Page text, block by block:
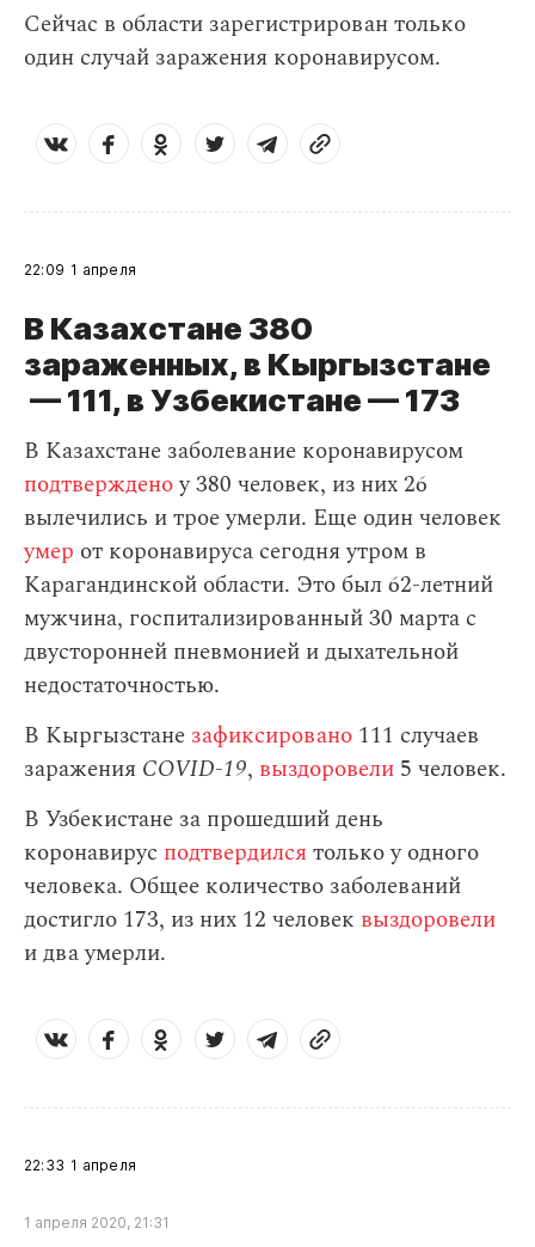
Сейчас в области зарегистрирован только
один случай заражения коронавирусом.
22:09 1 апреля
В Казахстане 380
зараженных, в Кыргызстане
— 111, в Узбекистане — 173
В Казахстане заболевание коронавирусом
подтвержденоу 380 человек, из них 26
вылечились и трое умерли. Еще один человек
умер от коронавируса сегодня утром в
Карагандинской области. Это был 62-летний
мужчина, госпитализированный 30 марта с
двусторонней пневмонией и дыхательной
недостаточностью.
В Кыргызстане зафиксировано 111 случаев
заражения СOVID-19, выздоровели 5 человек.
В Узбекистане за прошедший день
коронавирус подтвердился только у одного
человека. Общее количество заболеваний
достигло 173, из них 12 человек выздоровели
и два умерли.
22:33 1 апреля
1 апреля 2020, 21:31